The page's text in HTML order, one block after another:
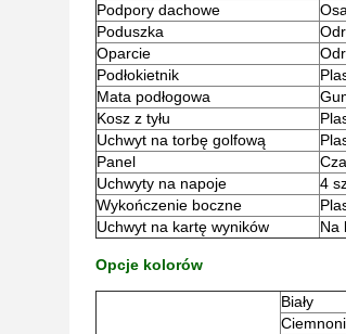
Podpory dachowe
Poduszka
Oparcie
Podłokietnik
Mata podłogowa
Kosz z tyłu
Uchwyt na torbę golfową
Panel
Uchwyty na napoje
4
Wykończenie boczne
Uchwyt na kartę wyników
Na
Opcje kolorów
Biały